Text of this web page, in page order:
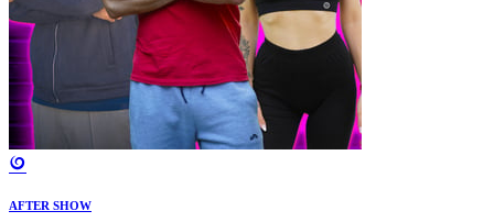
AFTER SHOW